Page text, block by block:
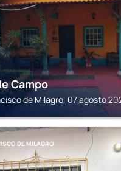
Campo
de Milagro, 07 agosto
DE MILAGRO